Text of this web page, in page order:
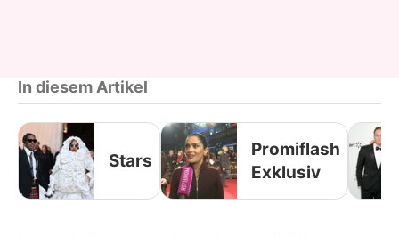
In diesem Artikel
Stars
Promiflash
Exklusiv